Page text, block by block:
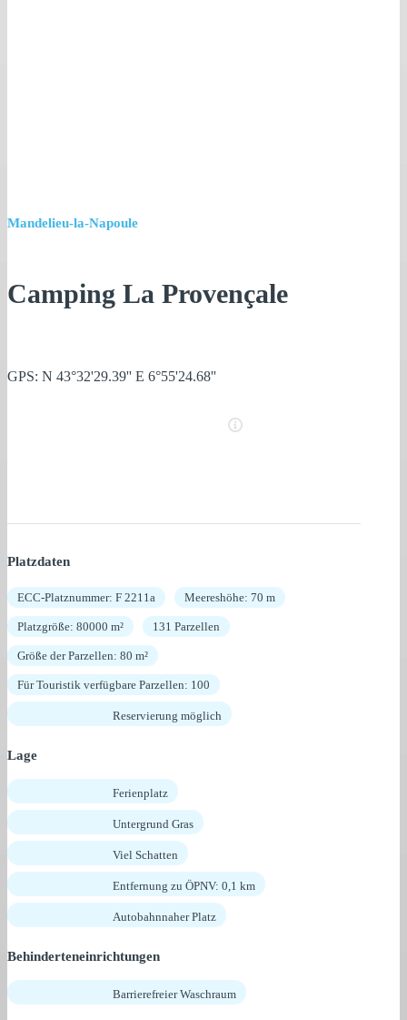
Mandelieu-la-Napoule
Camping La Provençale
GPS: N 43°32'29.39'' E 6°55'24.68''
Platzdaten
ECC-Platznummer: F 2211a Meereshöhe: 70 m
Platzgröße: 80000 m² 131 Parzellen
Größe der Parzellen: 80 m²
Für Touristik verfügbare Parzellen: 100
Reservierung möglich
Lage
Ferienplatz
Untergrund Gras
Viel Schatten
Entfernung zu ÖPNV: 0,1 km
Autobahnnaher Platz
Behinderteneinrichtungen
Barrierefreier Waschraum